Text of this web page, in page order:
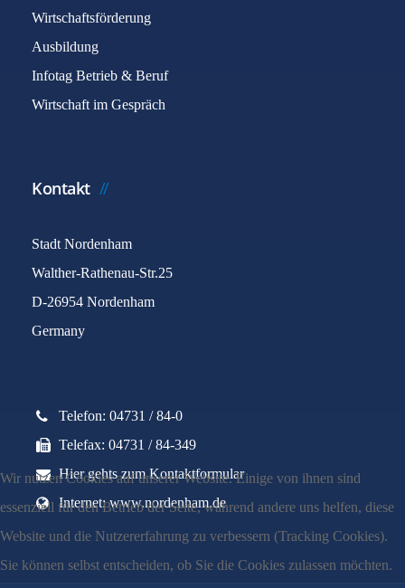
Wirtschaftsförderung
Ausbildung
Infotag Betrieb & Beruf
Wirtschaft im Gespräch
Kontakt
Stadt Nordenham
Walther-Rathenau-Str.25
D-26954 Nordenham
Germany
Telefon: 04731 / 84-0
Telefax: 04731 / 84-349
Hier gehts zum Kontaktformular
Internet: www.nordenham.de
Wir nutzen Cookies auf unserer Website. Einige von ihnen sind
essenziell für den Betrieb der Seite, während andere uns helfen, diese
Website und die Nutzererfahrung zu verbessern (Tracking Cookies).
Sie können selbst entscheiden, ob Sie die Cookies zulassen möchten.